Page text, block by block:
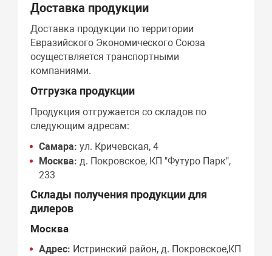
Доставка продукции
Доставка продукции по территории
Евразийского Экономического Союза
осуществляется транспортными
компаниями.
Отгрузка продукции
Продукция отгружается со складов по
следующим адресам:
Самара: ул. Кричевская, 4
Москва: д. Покровское, КП "Футуро Парк",
233
Склады получения продукции для
дилеров
Москва
Адрес: Истринский район, д. Покровское,КП